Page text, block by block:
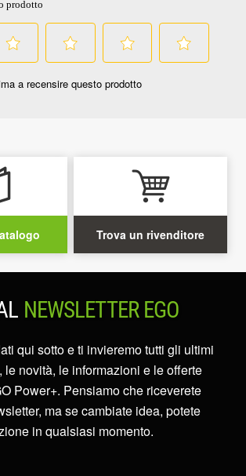
Trova un rivenditore
NEWSLETTER EGO
qui sotto e ti invieremo tutti gli ultimi
le novità, le informazioni e le offerte
Power+. Pensiamo che riceverete
ma se cambiate idea, potete
in qualsiasi momento.